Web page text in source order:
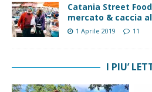
Catania Street
mercato & caccia
1 Aprile 2019 11
I PIU’